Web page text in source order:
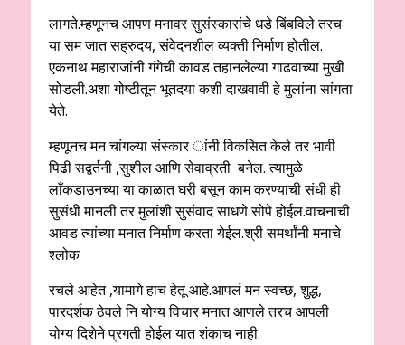
लागते.म्हणूनच आपण मनावर सुसंस्कारांचे धडे बिंबविले तरच
या सम जात सह्रुदय, संवेदनशील व्यक्ती निर्माण होतील.
एकनाथ महाराजांनी गंगेची कावड तहानलेल्या गाढवाच्या मुखी
सोडली.अशा गोष्टीतून भूतदया कशी दाखवावी हे मुलांना सांगता
येते.
म्हणूनच मन चांगल्या संस्कार ांनी विकसित केले तर भावी
पिढी सद्वर्तनी ,सुशील आणि सेवाव्रती बनेल. त्यामुळे
लाँकडाउनच्या या काळात घरी बसून काम करण्याची संधी ही
सुसंधी मानली तर मुलांशी सुसंवाद साधणे सोपे होईल.वाचनाची
आवड त्यांच्या मनात निर्माण करता येईल.श्री समर्थांनी मनाचे
श्लोक
रचले आहेत ,यामागे हाच हेतू आहे.आपलं मन स्वच्छ, शुद्ध,
पारदर्शक ठेवले नि योग्य विचार मनात आणले तरच आपली
योग्य दिशेने प्रगती होईल यात शंकाच नाही.